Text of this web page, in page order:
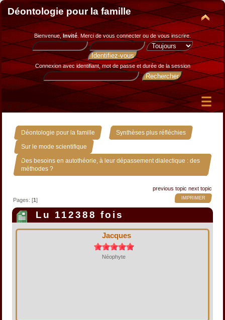
Déontologie pour la famille
Bienvenue, Invité. Merci devous connecter ou de vous inscrire.
Connexion avec identifiant, mot de passe et durée de la session
Déontologie pour la famille » Synthèses plus réfléchies »
Sur le mode scientifique »
Des besoins en autothéorie, à leur dépassement dialectique : des
méthodes ?
previous topic next topic
IMPRIMER
Pages: [1]
Lu 112388 fois
Jacques
Néophyte